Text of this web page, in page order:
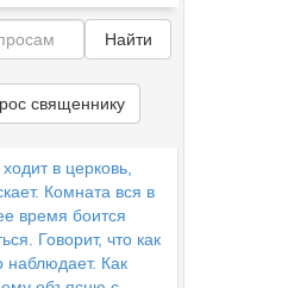
Найти
священнику
в церковь,
Комната вся в
время боится
Говорит, что как
наблюдает. Как